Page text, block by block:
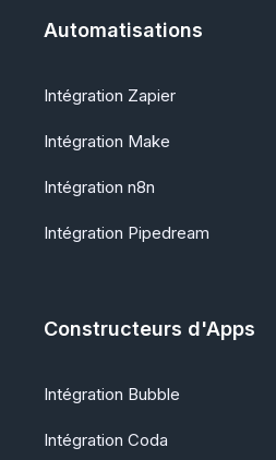
Automatisations
Intégration Zapier
Intégration Make
Intégration n8n
Intégration Pipedream
Constructeurs d'Apps
Intégration Bubble
Intégration Coda